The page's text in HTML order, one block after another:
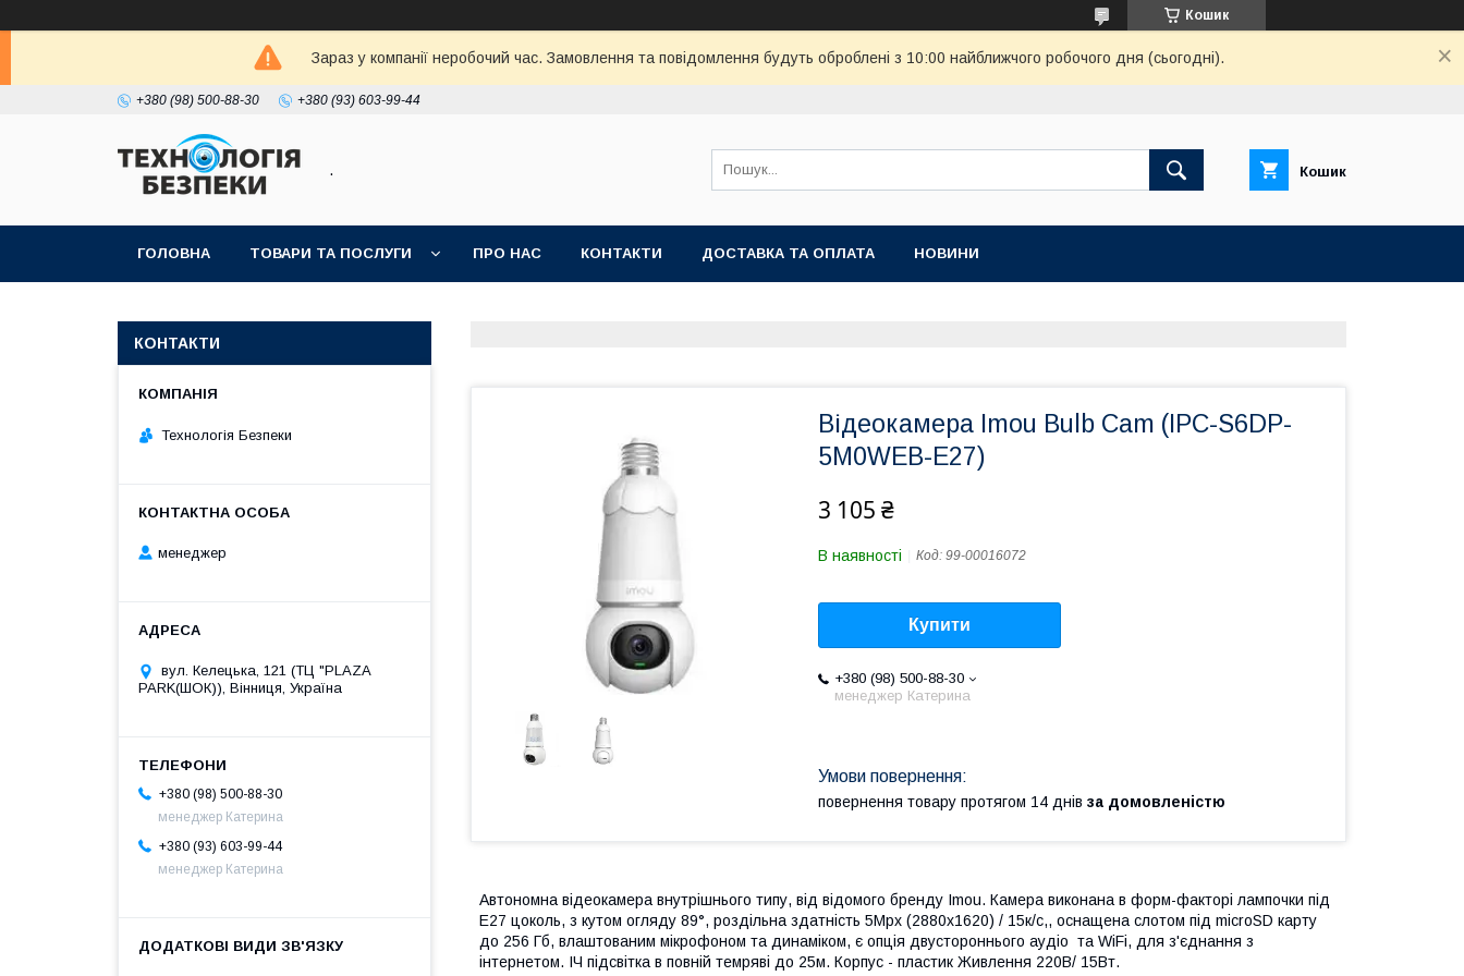
Кошик
Зараз у компанії неробочий час. Замовлення та повідомлення будуть оброблені з 10:00 найближчого робочого дня (сьогодні).
+380 (98) 500-88-30 +380 (93) 603-99-44
. Кошик
ГОЛОВНА ТОВАРИ ТА ПОСЛУГИ ПРО НАС КОНТАКТИ ДОСТАВКА ТА ОПЛАТА НОВИНИ
Відеокамера Imou Bulb Cam (IPC-S6DP-
5M0WEB-E27)
3 105 ₴
В наявності Код: 99-00016072
Купити
+380 (98) 500-88-30
менеджер Катерина
повернення товару протягом 14 днів за домовленістю
Автономна відеокамера внутрішнього типу, від відомого бренду Imou. Камера виконана в форм-факторі лампочки під
Е27 цоколь, з кутом огляду 89°, роздільна здатність 5Mpx (2880x1620) / 15к/с,, оснащена слотом під microSD карту
до 256 Гб, влаштованим мікрофоном та динаміком, є опція двустороннього аудіо та WiFi, для з'єднання з
інтернетом. ІЧ підсвітка в повній темряві до 25м. Корпус - пластик Живлення 220В/ 15Вт.
КОНТАКТИ
Технологія Безпеки
менеджер
вул. Келецька, 121 (ТЦ "PLAZA
PARK(ШОК)), Вінниця, Україна
+380 (98) 500-88-30
менеджер Катерина
+380 (93) 603-99-44
менеджер Катерина